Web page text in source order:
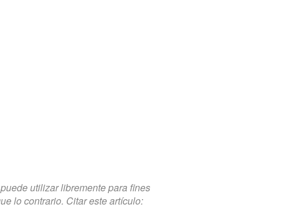
utilizar libremente para fines
lo contrario. Citar este artículo: